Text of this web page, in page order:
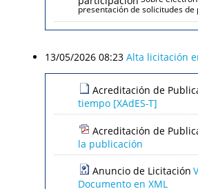
presentación de solicitudes de
13/05/2026 08:23 Alta licitación
Acreditación de
tiempo [XAdES-T]
Acreditación de
la publicación
Anuncio de Licitación
Documento en XML